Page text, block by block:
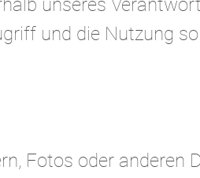
unseres
und die Nutzung
Fotos oder anderen